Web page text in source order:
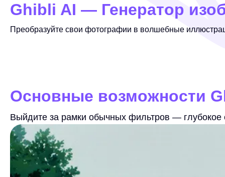
Ghibli AI — Генератор
Преобразуйте свои фотографии в волшебные
Основные возможности
Выйдите за рамки обычных фильтров — глубокое